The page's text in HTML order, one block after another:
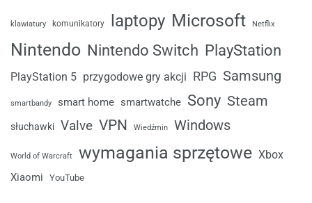
klawiatury komunikatory laptopy Microsoft Netflix
Nintendo Nintendo Switch PlayStation
PlayStation 5 przygodowe gry akcji RPG Samsung
smartbandy smart home smartwatche Sony Steam
słuchawki Valve VPN Wiedźmin Windows
World of Warcraft wymagania sprzętowe Xbox
Xiaomi YouTube